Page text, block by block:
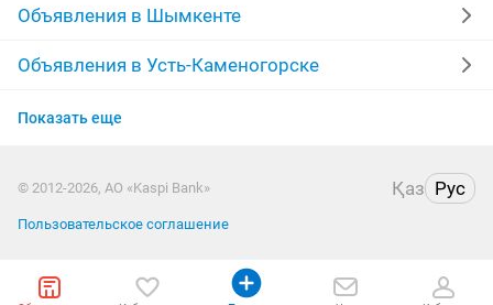
Объявления в Шымкенте
Объявления в Усть-Каменогорске
Объявления в Актобе
Объявления в Павлодаре
Объявления в Петропавловске
Показать еще
© 2012-2026, АО «Kaspi Bank» Қаз Рус
Пользовательское соглашение